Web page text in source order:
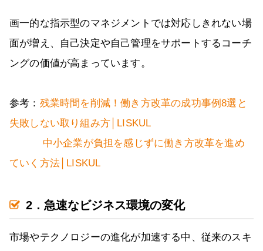
画一的な指示型のマネジメントでは対応しきれない場
面が増え、自己決定や自己管理をサポートするコーチ
ングの価値が高まっています。
参考： 残業時間を削減！働き方改革の成功事例8選と
失敗しない取り組み方│LISKUL
中小企業が負担を感じずに働き方改革を進め
ていく方法│LISKUL
2．急速なビジネス環境の変化
市場やテクノロジーの進化が加速する中、従来のスキ